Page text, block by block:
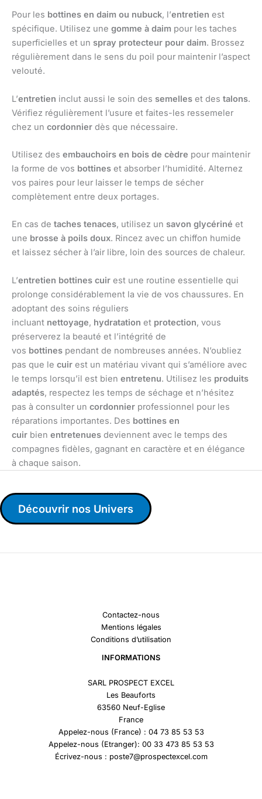
Pour les bottines en daim ou nubuck, l’entretien est
spécifique. Utilisez une gomme à daim pour les taches
superficielles et un spray protecteur pour daim. Brossez
régulièrement dans le sens du poil pour maintenir l’aspect
velouté.
L’entretien inclut aussi le soin des semelles et des talons.
Vérifiez régulièrement l’usure et faites-les ressemeler
chez un cordonnier dès que nécessaire.
Utilisez des embauchoirs en bois de cèdre pour maintenir
la forme de vos bottines et absorber l’humidité. Alternez
vos paires pour leur laisser le temps de sécher
complètement entre deux portages.
En cas de taches tenaces, utilisez un savon glycériné et
une brosse à poils doux. Rincez avec un chiffon humide
et laissez sécher à l’air libre, loin des sources de chaleur.
L’entretien bottines cuir est une routine essentielle qui
prolonge considérablement la vie de vos chaussures. En
adoptant des soins réguliers
incluant nettoyage, hydratation et protection, vous
préserverez la beauté et l’intégrité de
vos bottines pendant de nombreuses années. N’oubliez
pas que le cuir est un matériau vivant qui s’améliore avec
le temps lorsqu’il est bien entretenu. Utilisez les produits
adaptés, respectez les temps de séchage et n’hésitez
pas à consulter un cordonnier professionnel pour les
réparations importantes. Des bottines en
cuir bien entretenues deviennent avec le temps des
compagnes fidèles, gagnant en caractère et en élégance
à chaque saison.
Découvrir nos Univers
Contactez-nous
Mentions légales
Conditions d’utilisation
INFORMATIONS
SARL PROSPECT EXCEL
Les Beauforts
63560 Neuf-Eglise
France
Appelez-nous (France) : 04 73 85 53 53
Appelez-nous (Etranger): 00 33 473 85 53 53
Écrivez-nous : poste7@prospectexcel.com